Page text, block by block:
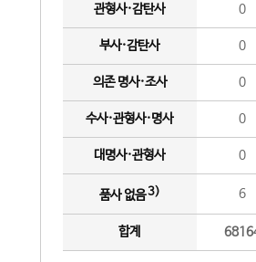
관형사·감탄사 0
부사·감탄사 0
의존 명사·조사 0
수사·관형사·명사 0
대명사·관형사 0
품사 없음3) 6
합계